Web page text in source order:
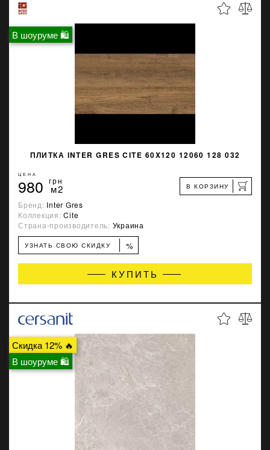
В шоуруме 🛍
ПЛИТКА INTER GRES CITE 60X120 12060 128 032
ЦЕНА
980 грн
м2 В КОРЗИНУ
Бренд: Inter Gres
Коллекция:Cite
Страна-производитель: Украина
УЗНАТЬ СВОЮ СКИДКУ %
КУПИТЬ
Скидка 12% 🔥
В шоуруме 🛍